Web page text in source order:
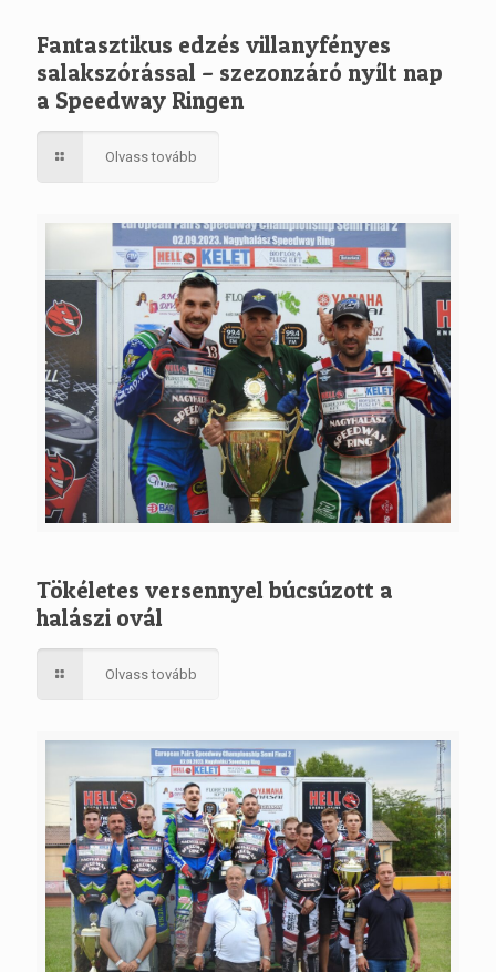
Fantasztikus edzés villanyfényes
salakszórással – szezonzáró nyílt nap
a Speedway Ringen
Olvass tovább
Tökéletes versennyel búcsúzott a
halászi ovál
Olvass tovább